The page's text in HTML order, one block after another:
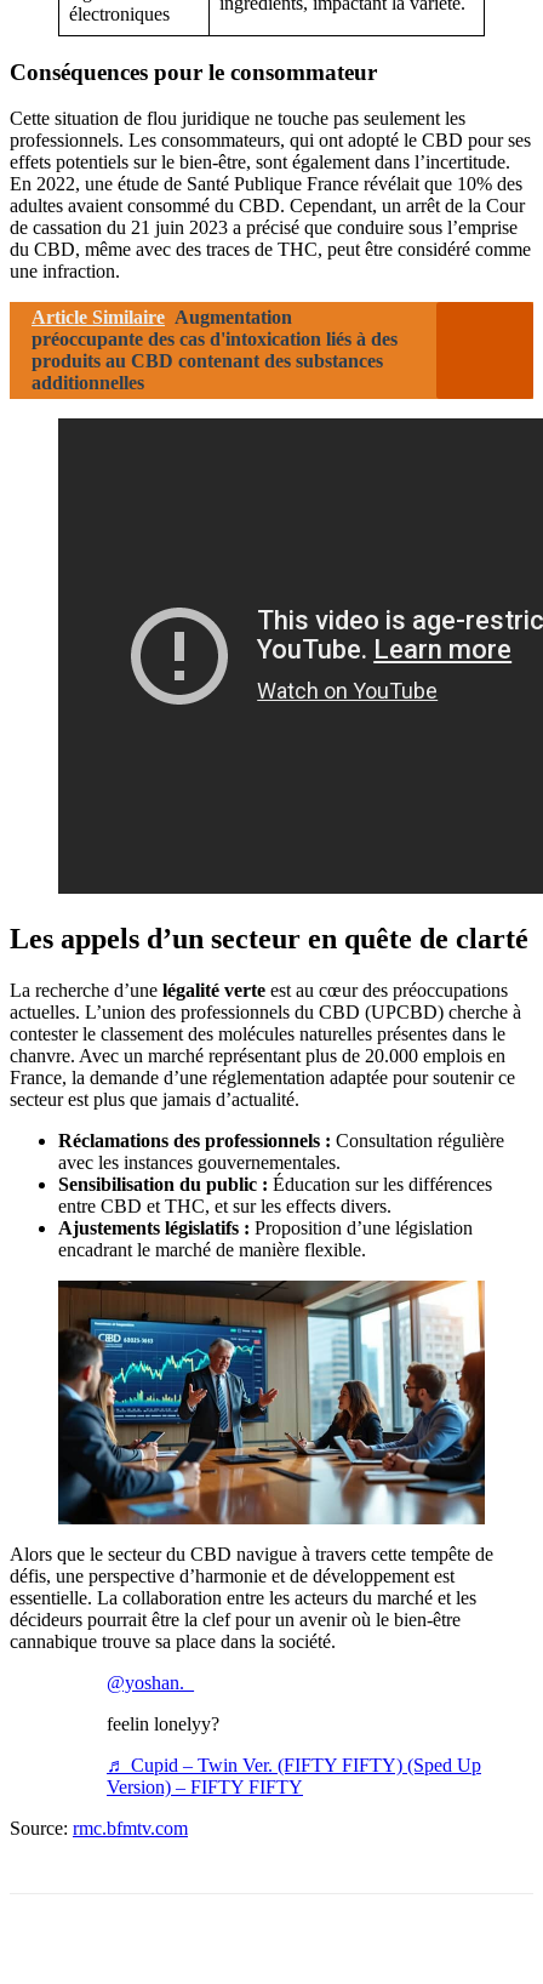
électroniques
Conséquences pour le consommateur
Cette situation de flou juridique ne touche pas seulement les
professionnels. Les consommateurs, qui ont adopté le CBD pour ses
effets potentiels sur le bien-être, sont également dans l’incertitude.
En 2022, une étude de Santé Publique France révélait que 10% des
adultes avaient consommé du CBD. Cependant, un arrêt de la Cour
de cassation du 21 juin 2023 a précisé que conduire sous l’emprise
du CBD, même avec des traces de THC, peut être considéré comme
une infraction.
Article Similaire Augmentation
préoccupante des cas d'intoxication liés à des
produits au CBD contenant des substances
additionnelles
Les appels d’un secteur en quête de clarté
La recherche d’une légalité verte est au cœur des préoccupations
actuelles. L’union des professionnels du CBD (UPCBD) cherche à
contester le classement des molécules naturelles présentes dans le
chanvre. Avec un marché représentant plus de 20.000 emplois en
France, la demande d’une réglementation adaptée pour soutenir ce
secteur est plus que jamais d’actualité.
Réclamations des professionnels : Consultation régulière
avec les instances gouvernementales.
Sensibilisation du public : Éducation sur les différences
entre CBD et THC, et sur les effects divers.
Ajustements législatifs : Proposition d’une législation
encadrant le marché de manière flexible.
Alors que le secteur du CBD navigue à travers cette tempête de
défis, une perspective d’harmonie et de développement est
essentielle. La collaboration entre les acteurs du marché et les
décideurs pourrait être la clef pour un avenir où le bien-être
cannabique trouve sa place dans la société.
@yoshan._
feelin lonelyy?
♬ Cupid – Twin Ver. (FIFTY FIFTY) (Sped Up
Version) – FIFTY FIFTY
Source: rmc.bfmtv.com